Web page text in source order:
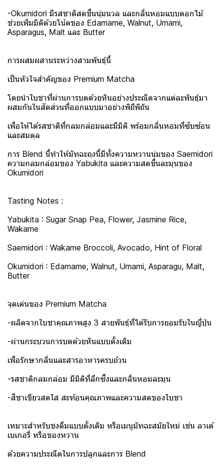
-Okumidori มีรสชาติสดชื่นนุ่มนวล และกลิ่นหอมแบบดอกไม้
ช่วยเพิ่มมิติด้วยโน้ตของ Edamame, Walnut, Umami,
Asparagus, Malt และ Butter
การผสมผสานระหว่างสามพันธุ์นี้
เป็นหัวใจสำคัญของ Premium Matcha
โดยนำใบชาที่ผ่านการบดด้วยหินอย่างประณีตจากแต่ละพันธุ์มา
ผสมกันในสัดส่วนที่ออกแบบมาอย่างพิถีพิถัน
เพื่อให้ได้รสชาติที่กลมกล่อมและมีมิติ พร้อมกลิ่นหอมที่ซับซ้อน
และสมดุล
การ Blend นี้ทำให้มัทฉะถุงนี้มีทั้งความหวานนุ่มของ Saemidori
ความกลมกล่อมของ Yabukita และความสดชื่นละมุนของ
Okumidori
Tasting Notes :
Yabukita : Sugar Snap Pea, Flower, Jasmine Rice,
Wakame
Saemidori : Wakame Broccoli, Avocado, Hint of Floral
Okumidori : Edamame, Walnut, Umami, Asparagu, Malt,
Butter
จุดเด่นของ Premium Matcha
-ผลิตจากใบชาคุณภาพสูง 3 สายพันธุ์ที่ได้รับการยอมรับในญี่ปุ่น
-ผ่านกระบวนการบดด้วยหินแบบดั้งเดิม
เพื่อรักษากลิ่นและสารอาหารครบถ้วน
-รสชาติกลมกล่อม มีมิติที่ลึกซึ้งและกลิ่นหอมละมุน
-สีชาเขียวสดใส สะท้อนคุณภาพและความสดของใบชา
เหมาะสำหรับชงดื่มแบบดั้งเดิม หรือเมนูมัทฉะสมัยใหม่ เช่น ลาเต้
เบเกอรี่ หรือของหวาน
ด้วยความประณีตในการปลูกและการ Blend